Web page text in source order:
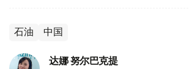
石油 中国
达娜 努尔巴克提